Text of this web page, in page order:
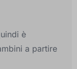
è
a partire